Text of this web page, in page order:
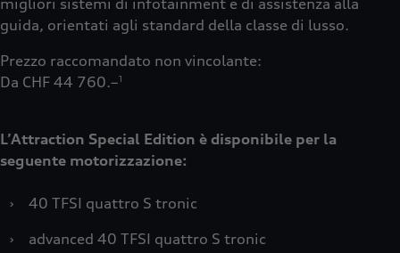
migliori sistemi di infotainment e di assistenza alla
guida, orientati agli standard della classe di lusso.
Prezzo raccomandato non vincolante:
Da CHF 44 760.–1
L’Attraction Special Edition è disponibile per la
seguente motorizzazione:
›
40 TFSI quattro S tronic
›
advanced 40 TFSI quattro S tronic